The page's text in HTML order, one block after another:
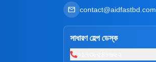
contact@aidfastbd.com
সাধারণ হেল্প ডেস্ক